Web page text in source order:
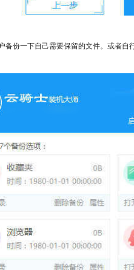
备份一下自己需要保留的文件。或者